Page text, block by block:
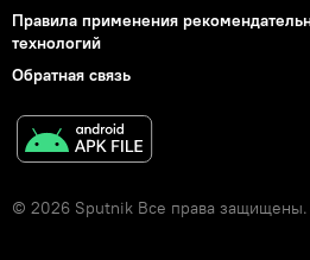
Правила применения
технологий
Обратная связь
© 2026 Sputnik Все права защищены.